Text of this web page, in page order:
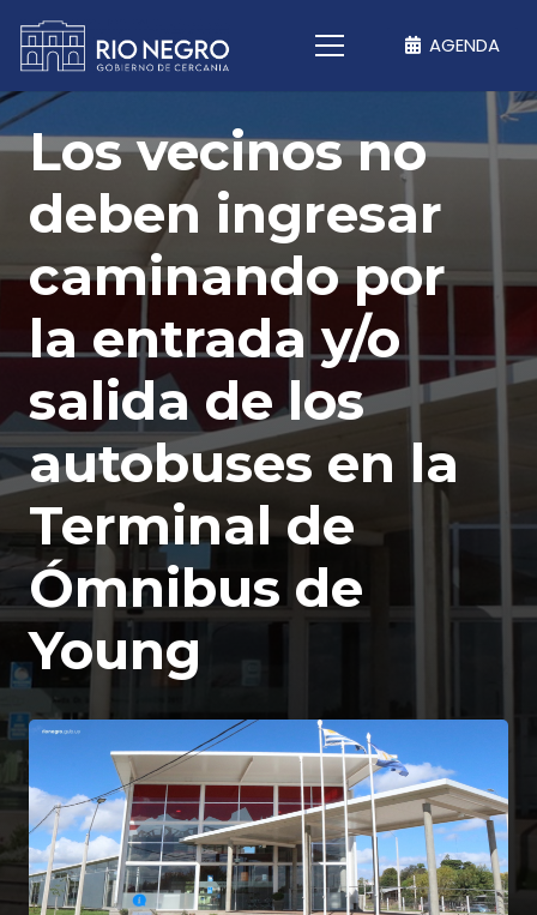
AGENDA
Los vecinos no
deben ingresar
caminando por
la entrada y/o
salida de los
autobuses en la
Terminal de
Ómnibus de
Young